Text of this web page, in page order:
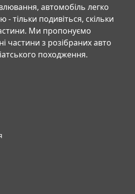
автомобіль легко
тільки подивіться, скільки
Ми пропонуємо
частини з розібраних авто
походження.